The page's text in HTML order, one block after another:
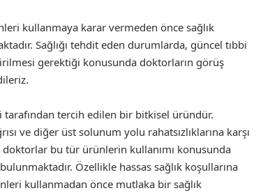
kullanmaya karar vermeden önce sağlık
Sağlığı tehdit eden durumlarda, güncel tıbbi
gerektiği konusunda doktorların görüş
tercih edilen bir bitkisel üründür.
ve diğer üst solunum yolu rahatsızlıklarına karşı
bu tür ürünlerin kullanımı konusunda
Özellikle hassas sağlık koşullarına
kullanmadan önce mutlaka bir sağlık